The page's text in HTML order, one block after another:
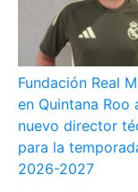
Fundación Real
en Quintana Roo
nuevo director
para la
2026-2027